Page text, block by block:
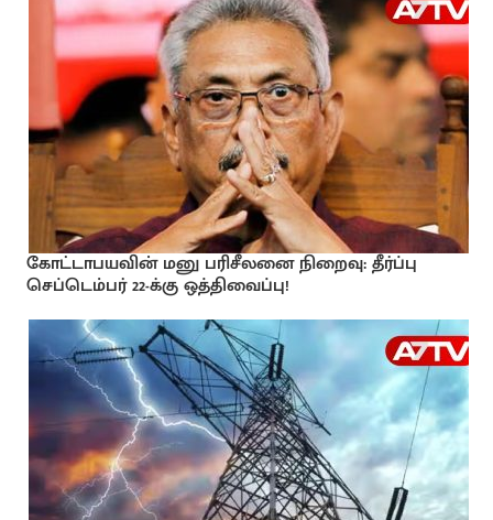
கோட்டாபயவின் மனு பரிசீலனை நிறைவு: தீர்ப்பு
செப்டெம்பர் 22-க்கு ஒத்திவைப்பு!